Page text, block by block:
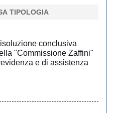
TIPOLOGIA
conclusiva
"Commissione Zaffini"
e di assistenza